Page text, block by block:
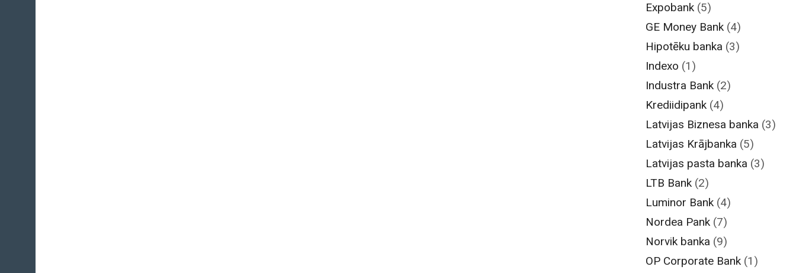
Expobank (5)
GE Money Bank (4)
Hipotēku banka (3)
Indexo (1)
Industra Bank (2)
Krediidipank (4)
Latvijas Biznesa banka (3)
Latvijas Krājbanka (5)
Latvijas pasta banka (3)
LTB Bank (2)
Luminor Bank (4)
Nordea Pank (7)
Norvik banka (9)
OP Corporate Bank (1)